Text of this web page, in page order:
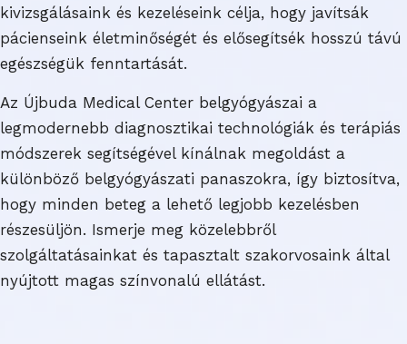
kivizsgálásaink és kezeléseink célja, hogy javítsák
pácienseink életminőségét és elősegítsék hosszú távú
egészségük fenntartását.
Az Újbuda Medical Center belgyógyászai a
legmodernebb diagnosztikai technológiák és terápiás
módszerek segítségével kínálnak megoldást a
különböző belgyógyászati panaszokra, így biztosítva,
hogy minden beteg a lehető legjobb kezelésben
részesüljön. Ismerje meg közelebbről
szolgáltatásainkat és tapasztalt szakorvosaink által
nyújtott magas színvonalú ellátást.